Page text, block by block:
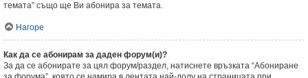
темата” също ще Ви абонира за темата.
Нагоре
Как да се абонирам за даден форум(и)?
За да се абонирате за цял форум/раздел, натиснете връзката “Абониране